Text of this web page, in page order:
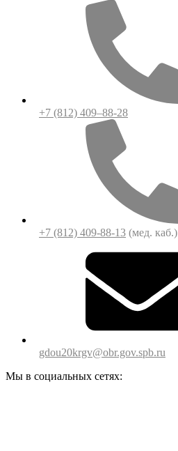
+7 (812) 409–88-28
+7 (812) 409-88-13 (мед. каб.)
gdou20krgv@obr.gov.spb.ru
Мы в социальных сетях: